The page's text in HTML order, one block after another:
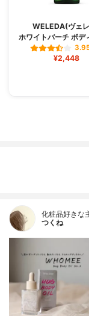
WELEDA(ヴェ
ホワイトバーチ ボデ
¥2,448
化粧品好きな
つくね